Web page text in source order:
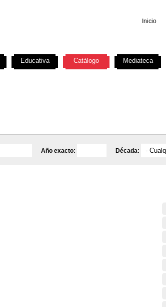
Inicio
Año exacto: Década:
Educativa Catálogo Mediateca